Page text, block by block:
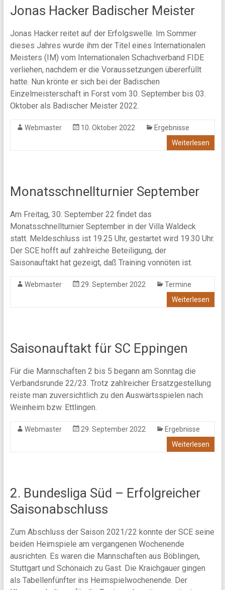
Jonas Hacker Badischer Meister
Jonas Hacker reitet auf der Erfolgswelle. Im Sommer
dieses Jahres wurde ihm der Titel eines Internationalen
Meisters (IM) vom Internationalen Schachverband FIDE
verliehen, nachdem er die Voraussetzungen übererfüllt
hatte. Nun krönte er sich bei der Badischen
Einzelmeisterschaft in Forst vom 30. September bis 03.
Oktober als Badischer Meister 2022.
Webmaster 10. Oktober 2022
Ergebnisse
Weiterlesen
Monatsschnellturnier September
Am Freitag, 30. September 22 findet das
Monatsschnellturnier September in der Villa Waldeck
statt. Meldeschluss ist 19.25 Uhr, gestartet wird 19.30 Uhr.
Der SCE hofft auf zahlreiche Beteiligung, der
Saisonauftakt hat gezeigt, daß Training vonnöten ist.
Webmaster 29. September 2022
Termine
Weiterlesen
Saisonauftakt für SC Eppingen
Für die Mannschaften 2 bis 5 begann am Sonntag die
Verbandsrunde 22/23. Trotz zahlreicher Ersatzgestellung
reiste man zuversichtlich zu den Auswärtsspielen nach
Weinheim bzw. Ettlingen.
Webmaster 29. September 2022
Ergebnisse
Weiterlesen
2. Bundesliga Süd – Erfolgreicher
Saisonabschluss
Zum Abschluss der Saison 2021/22 konnte der SCE seine
beiden Heimspiele am vergangenen Wochenende
ausrichten. Es waren die Mannschaften aus Böblingen,
Stuttgart und Schönaich zu Gast. Die Kraichgauer gingen
als Tabellenfünfter ins Heimspielwochenende. Der